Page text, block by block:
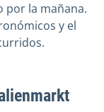
por la mañana.
y el